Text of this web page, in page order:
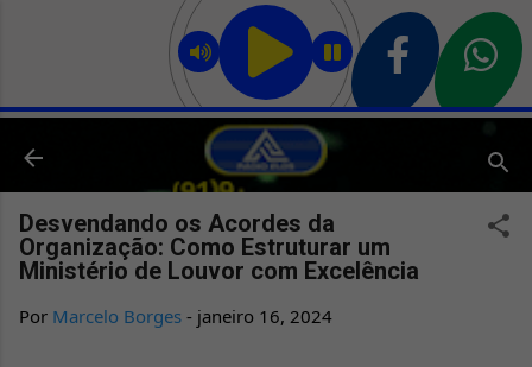
Pular para o conteúdo principal
Desvendando os Acordes da
Organização: Como Estruturar um
Ministério de Louvor com Excelência
Por Marcelo Borges - janeiro 16, 2024